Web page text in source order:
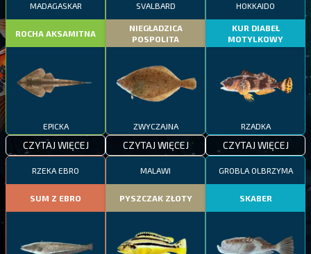
MADAGASKAR
ROCHA AKSAMITNA
EPICKA
CZYTAJ WIĘCEJ
SVALBARD
NIEGŁADZICA
POSPOLITA
ZWYCZAJNA
CZYTAJ WIĘCEJ
HOKKAIDO
KUR DIABEŁ
MOTYLKOWY
RZADKA
CZYTAJ WIĘCEJ
RZEKA EBRO
SUM Z EBRO
MALAWI
PYSZCZAK ZŁOTY
GROBLA OLBRZYMA
SKABER